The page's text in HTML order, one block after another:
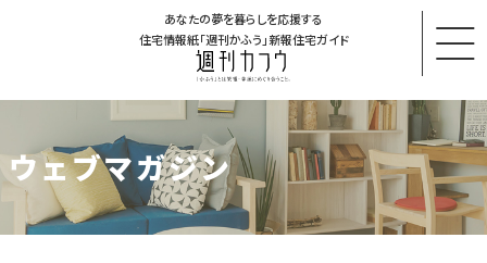
あなたの夢を暮らしを応援する
住宅情報紙「週刊かふう」新報住宅ガイド
ウェブマガジン